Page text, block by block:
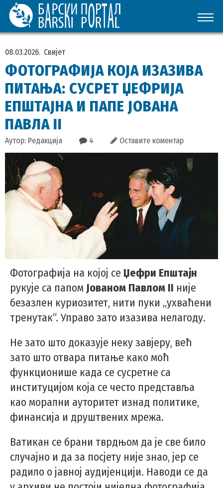
08.03.2026. Свијет
ФОТОГРАФИЈА КОЈА ИЗАЗИВА
ПИТАЊА: СУСРЕТ ЏЕФРИЈА
ЕПШТАЈНА И ПАПЕ ЈОВАНА
ПАВЛА II
Аутор: Редакција 4 Оставите коментар
Фотографија на којој се Џефри Епштајн
рукује са папом Јованом Павлом II није
безазлен куриозитет, нити пуки „ухваћени
тренутак“. Управо зато изазива нелагоду.
Не зато што доказује неку завјеру, већ
зато што отвара питање како моћ
функционише када се сусретне са
институцијом која се често представља
као морални ауторитет изнад политике,
финансија и друштвених мрежа.
Ватикан се брани тврдњом да је све било
случајно и да за посјету није знао, јер се
радило о јавној аудијенцији. Наводи се да